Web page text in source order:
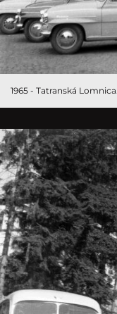
1965 - Tatranská